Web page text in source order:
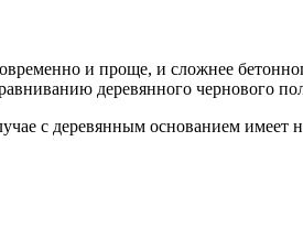
и проще, и сложнее
деревянного чернового
с деревянным основанием имеет